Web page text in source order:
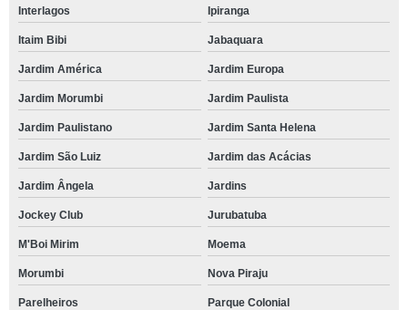
Interlagos Ipiranga
Itaim Bibi Jabaquara
Jardim América Jardim Europa
Jardim Morumbi Jardim Paulista
Jardim Paulistano Jardim Santa Helena
Jardim São Luiz Jardim das Acácias
Jardim Ângela Jardins
Jockey Club Jurubatuba
M'Boi Mirim Moema
Morumbi Nova Piraju
Parelheiros Parque Colonial